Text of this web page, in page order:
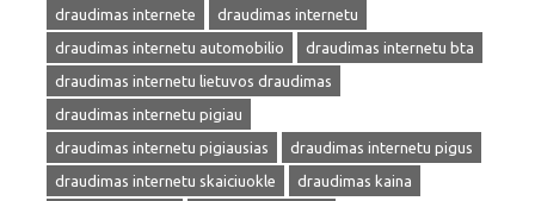
draudimas internete
draudimas internetu
draudimas internetu automobilio
draudimas internetu bta
draudimas internetu lietuvos draudimas
draudimas internetu pigiau
draudimas internetu pigiausias
draudimas internetu pigus
draudimas internetu skaiciuokle
draudimas kaina